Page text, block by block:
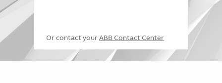
Or contact your ABB Contact Center